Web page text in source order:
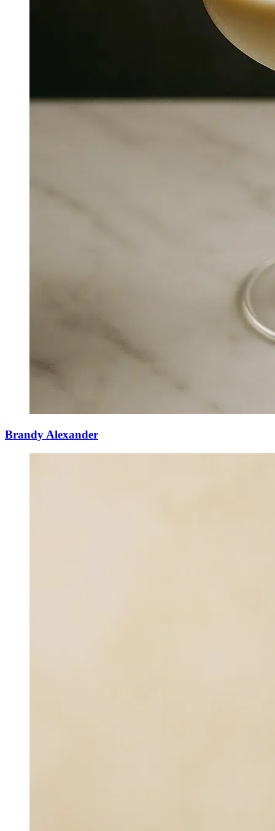
Brandy Alexander